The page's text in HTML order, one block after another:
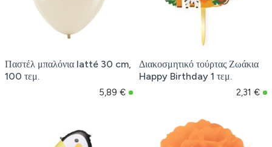
Παστέλ μπαλόνια latté 30 cm,
100 τεμ.
5,89 €
Διακοσμητικό τούρτας Ζωάκια
Happy Birthday 1 τεμ.
2,31 €